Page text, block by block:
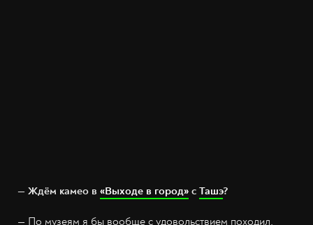
— Ждём камео в «Выходе в город» с Ташэ?
— По музеям я бы вообще с удовольствием походил,